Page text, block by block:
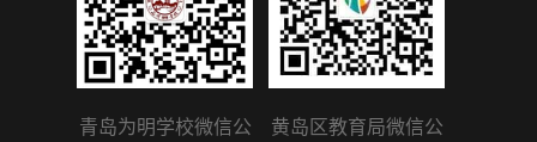
青岛为明学校微信公
黄岛区教育局微信公